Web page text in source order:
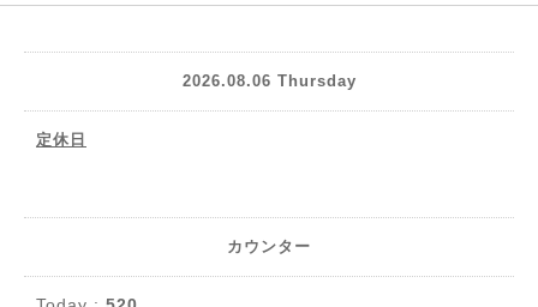
2026.08.06 Thursday
定休日
カウンター